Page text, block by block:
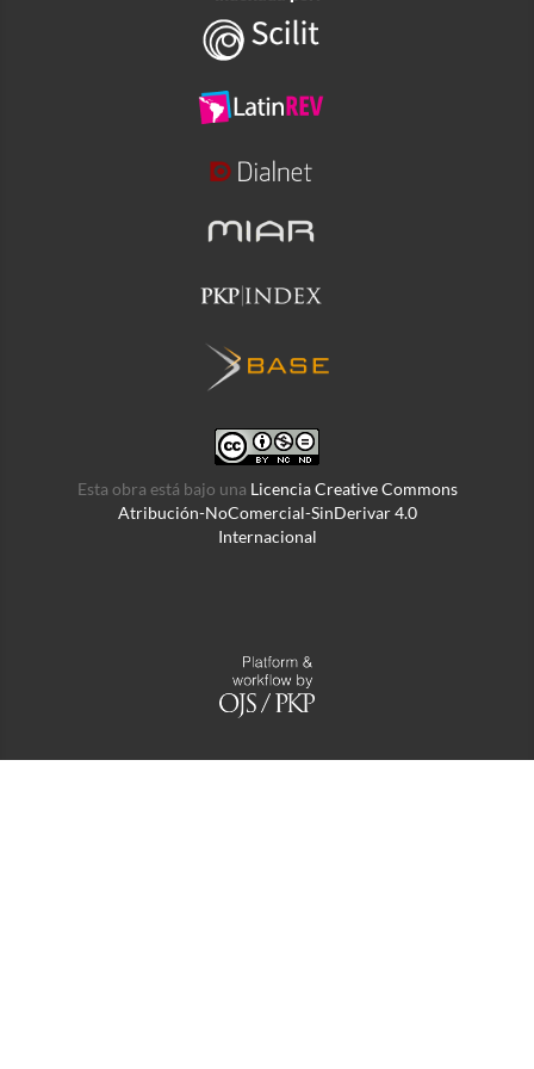
Esta obra está bajo una Licencia Creative Commons
Atribución-NoComercial-SinDerivar 4.0
Internacional